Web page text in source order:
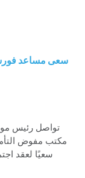
تواصل رئيس
سعيًا لعقد